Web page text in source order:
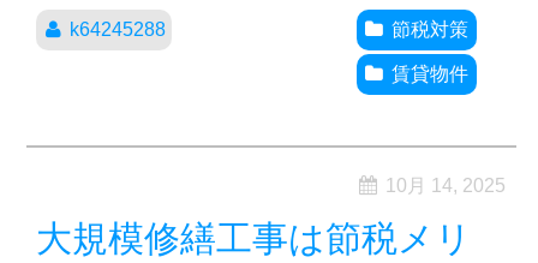
k64245288 節税対策
賃貸物件
10月 14, 2025
大規模修繕工事は節税メリ